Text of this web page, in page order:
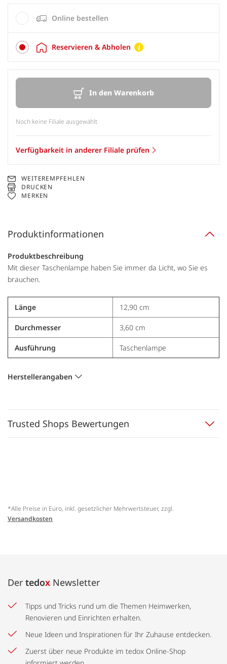
Online bestellen
Reservieren & Abholen
In den Warenkorb
Noch keine Filiale ausgewählt
Verfügbarkeit in anderer Filiale prüfen
WEITEREMPFEHLEN
DRUCKEN
MERKEN
Produktinformationen
Produktbeschreibung
Mit dieser Taschenlampe haben Sie immer da Licht, wo Sie es
brauchen.
Länge 12,90 cm
Durchmesser 3,60 cm
Ausführung Taschenlampe
Herstellerangaben
Trusted Shops Bewertungen
*Alle Preise in Euro, inkl. gesetzlicher Mehrwertsteuer, zzgl.
Versandkosten
Der tedox Newsletter
Tipps und Tricks rund um die Themen Heimwerken,
Renovieren und Einrichten erhalten.
Neue Ideen und Inspirationen für Ihr Zuhause entdecken.
Zuerst über neue Produkte im tedox Online-Shop